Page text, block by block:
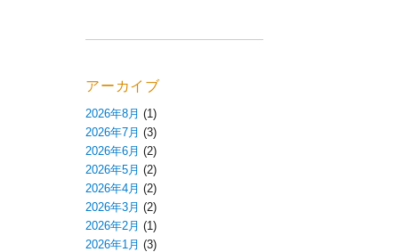
アーカイブ
2026年8月 (1)
2026年7月 (3)
2026年6月 (2)
2026年5月 (2)
2026年4月 (2)
2026年3月 (2)
2026年2月 (1)
2026年1月 (3)